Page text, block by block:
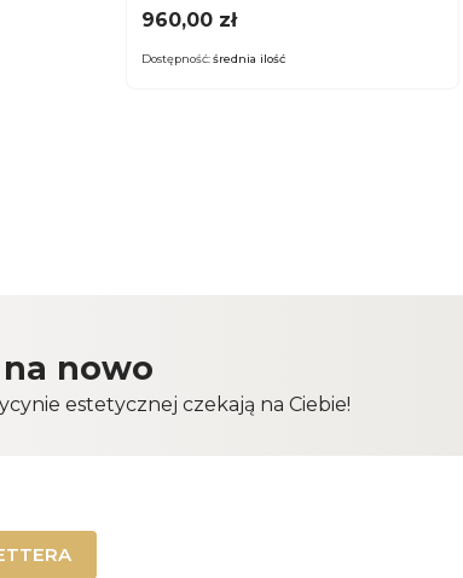
Cena
960,00 zł
Dostępność:średnia ilość
nowo
estetycznej czekają na Ciebie!